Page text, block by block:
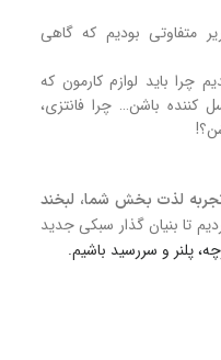
متفاوتی بودیم که گاهی
چرا باید لوازم کارمون که
کننده باشن… چرا فانتزی،
لذت بخش شما، لبخند
تا بنیان گذار سبکی جدید
پلنر و سررسید باشیم.